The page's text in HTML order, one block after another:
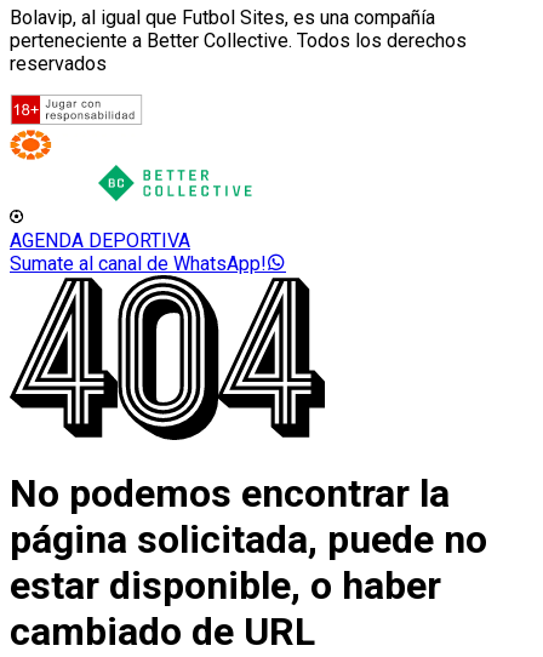
Bolavip, al igual que Futbol Sites, es una compañía
perteneciente a Better Collective. Todos los derechos
reservados
AGENDA DEPORTIVA
Sumate al canal de WhatsApp!
No podemos encontrar la
página solicitada, puede no
estar disponible, o haber
cambiado de URL